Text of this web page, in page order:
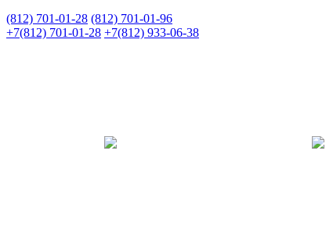
(812) 701-01-28 (812) 701-01-96
+7(812) 701-01-28 +7(812) 933-06-38